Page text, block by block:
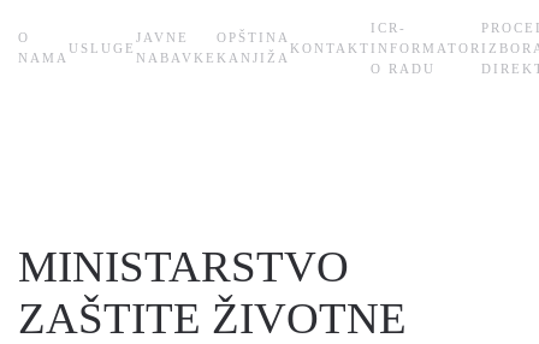
Skip
О
NAMA
USLUGE
JAVNE
NABAVKE
OPŠTINA
KANJIŽA
KONTAKT
ICR-
INFORMATOR
O RADU
MINISTARSTVO
ZAŠTITE ŽIVOTNE